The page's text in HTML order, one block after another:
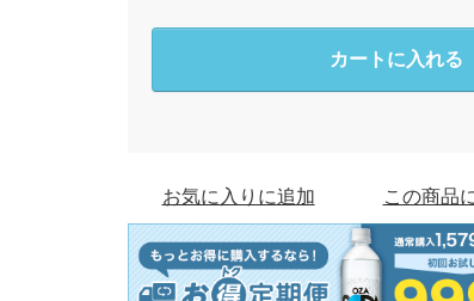
カートに入れる
お気に入りに追加 この商品